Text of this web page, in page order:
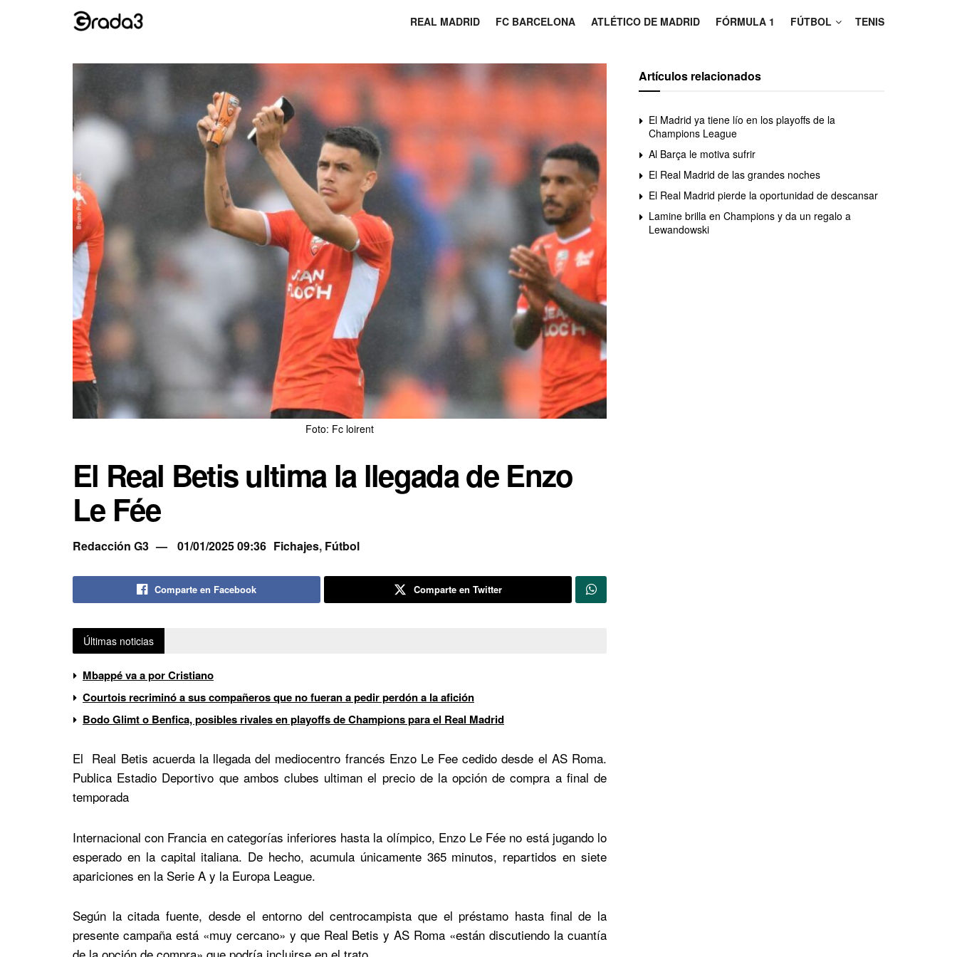
REAL MADRID FC BARCELONA ATLÉTICO DE MADRID FÓRMULA 1 FÚTBOL TENIS
Foto: Fc loirent
El Real Betis ultima la llegada de Enzo
Le Fée
Redacción G3 01/01/2025 09:36 Fichajes, Fútbol
Comparte en Facebook Comparte en Twitter
Últimas noticias
Mbappé va a por Cristiano
Courtois recriminó a sus compañeros que no fueran a pedir perdón a la afición
Bodo Glimt o Benfica, posibles rivales en playoffs de Champions para el Real Madrid
El Real Betis acuerda la llegada del mediocentro francés Enzo Le Fee cedido desde el AS Roma.
Publica Estadio Deportivo que ambos clubes ultiman el precio de la opción de compra a final de
temporada
Internacional con Francia en categorías inferiores hasta la olímpico, Enzo Le Fée no está jugando lo
esperado en la capital italiana. De hecho, acumula únicamente 365 minutos, repartidos en siete
apariciones en la Serie A y la Europa League.
Según la citada fuente, desde el entorno del centrocampista que el préstamo hasta final de la
presente campaña está «muy cercano» y que Real Betis y AS Roma «están discutiendo la cuantía
Artículos relacionados
El Madrid ya tiene lío en los playoffs de la
Champions League
Al Barça le motiva sufrir
El Real Madrid de las grandes noches
El Real Madrid pierde la oportunidad de descansar
Lamine brilla en Champions y da un regalo a
Lewandowski